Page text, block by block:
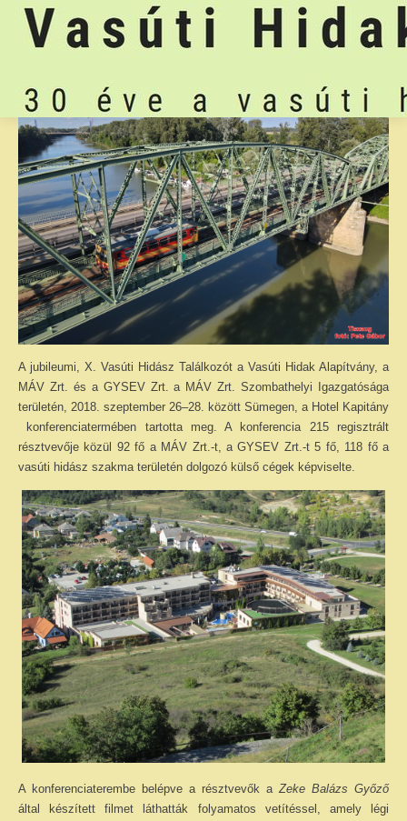
A jubileumi, X. Vasúti Hidász Találkozót a Vasúti Hidak Alapítvány, a
MÁV Zrt. és a GYSEV Zrt. a MÁV Zrt. Szombathelyi Igazgatósága
területén, 2018. szeptember 26–28. között Sümegen, a Hotel Kapitány
konferenciatermében tartotta meg. A konferencia 215 regisztrált
résztvevője közül 92 fő a MÁV Zrt.-t, a GYSEV Zrt.-t 5 fő, 118 fő a
vasúti hidász szakma területén dolgozó külső cégek képviselte.
A konferenciaterembe belépve a résztvevők aZeke Balázs Győző
által készített filmet láthatták folyamatos vetítéssel, amely légi